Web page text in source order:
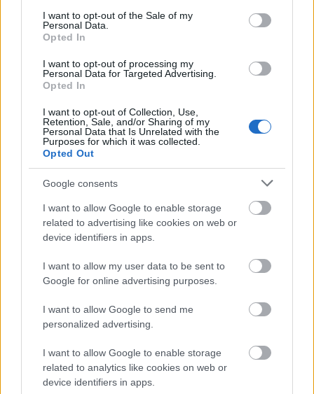
consent section.
I want to opt-out of the Sale of my
Personal Data.
Opted In
I want to opt-out of processing my
Personal Data for Targeted Advertising.
Opted In
I want to opt-out of Collection, Use,
Retention, Sale, and/or Sharing of my
Personal Data that Is Unrelated with the
Purposes for which it was collected.
Opted Out
Google consents
I want to allow Google to enable storage
related to advertising like cookies on web or
device identifiers in apps.
I want to allow my user data to be sent to
Google for online advertising purposes.
I want to allow Google to send me
personalized advertising.
I want to allow Google to enable storage
related to analytics like cookies on web or
device identifiers in apps.
régióban. Nagyjából a mai BeNeLux államokkal
azonos területű Egyesült Németalföldi
Bastogne: A leghidegebb hely a pokolban
A Battle of the Bulge elnevezés nem sokaknak